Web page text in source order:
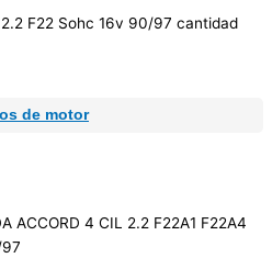
F22 Sohc 16v 90/97 cantidad
de motor
ACCORD 4 CIL 2.2 F22A1 F22A4
97